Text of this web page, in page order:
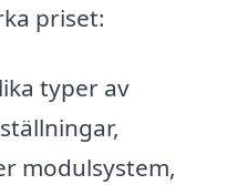
priset:
typer av
modulsystem,